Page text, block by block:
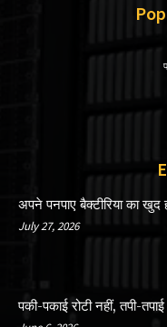
अपने पनपाए बैक्टीरिया का खुद
July 27, 2026
पकी-पकाई रोटी नहीं, तपी-